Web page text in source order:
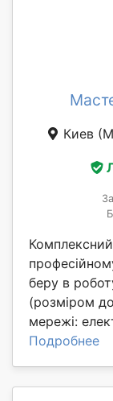
Киев
беру в
(розміром
мережі:
Подробнее